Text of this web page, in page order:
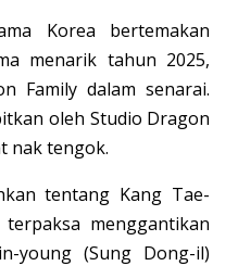
Korea bertemakan
menarik tahun 2025,
Family dalam senarai.
oleh Studio Dragon
nak tengok.
tentang Kang Tae-
menggantikan
young (Sung Dong-il)